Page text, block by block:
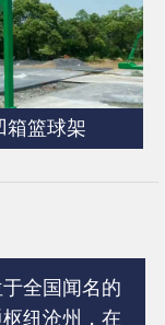
箱篮球架
全国闻名的
纽沧州，在